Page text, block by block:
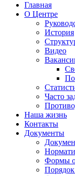
Главная
О Центре
История
Видео
Часто
Наша жизнь
Контакты
Документы
Формы